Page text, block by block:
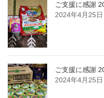
ご支援に感謝
2024年4月25日
ご支援に感謝
2024年4月25日